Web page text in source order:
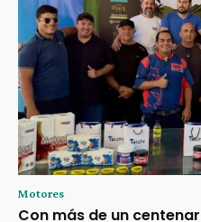
Motores
Con más de un